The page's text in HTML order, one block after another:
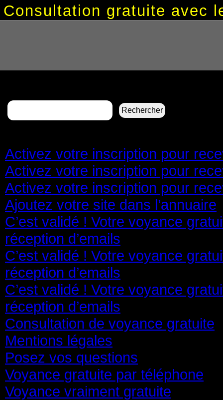
Consultation gratuite avec
Rechercher :
Activez votre inscription pour
Activez votre inscription pour
Activez votre inscription pour
Ajoutez votre site dans l’annuaire
C’est validé ! Votre voyance
réception d’emails
C’est validé ! Votre voyance
réception d’emails
C’est validé ! Votre voyance
réception d’emails
Consultation de voyance gratuite
Mentions légales
Posez vos questions
Voyance gratuite par téléphone
Voyance vraiment gratuite